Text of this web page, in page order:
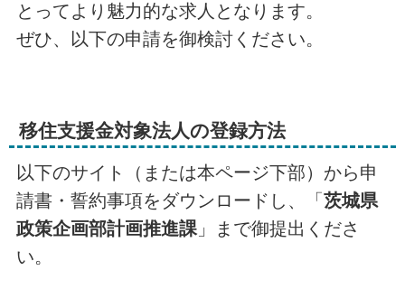
とってより魅力的な求人となります。
ぜひ、以下の申請を御検討ください。
移住支援金対象法人の登録方法
以下のサイト（または本ページ下部）から申
請書・誓約事項をダウンロードし、「 茨城県
政策企画部計画推進課」まで御提出くださ
い。